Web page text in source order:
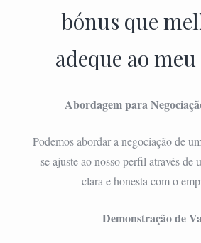
bónus que
adeque ao
Abordagem para
Podemos abordar a negociação de
se ajuste ao nosso perfil através de
clara e honesta com o
Demonstração de